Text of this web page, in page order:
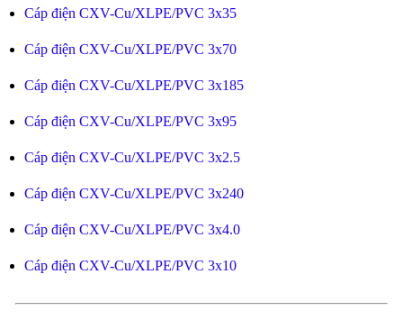
Cáp điện CXV-Cu/XLPE/PVC 3x35
Cáp điện CXV-Cu/XLPE/PVC 3x70
Cáp điện CXV-Cu/XLPE/PVC 3x185
Cáp điện CXV-Cu/XLPE/PVC 3x95
Cáp điện CXV-Cu/XLPE/PVC 3x2.5
Cáp điện CXV-Cu/XLPE/PVC 3x240
Cáp điện CXV-Cu/XLPE/PVC 3x4.0
Cáp điện CXV-Cu/XLPE/PVC 3x10